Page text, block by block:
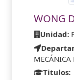
WONG
Unidad:
MECÁNICA
Titulos: